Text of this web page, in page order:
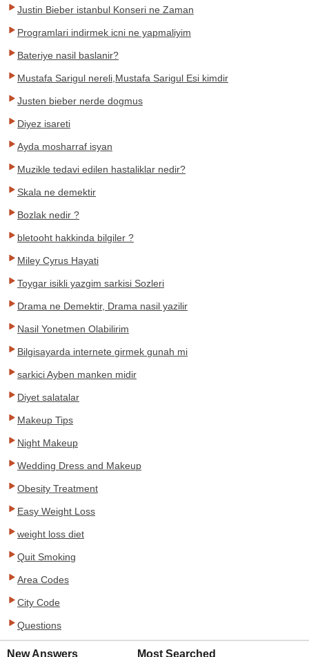
Justin Bieber istanbul Konseri ne Zaman
Programlari indirmek icni ne yapmaliyim
Bateriye nasil baslanir?
Mustafa Sarigul nereli,Mustafa Sarigul Esi kimdir
Justen bieber nerde dogmus
Diyez isareti
Ayda mosharraf isyan
Muzikle tedavi edilen hastaliklar nedir?
Skala ne demektir
Bozlak nedir ?
bletooht hakkinda bilgiler ?
Miley Cyrus Hayati
Toygar isikli yazgim sarkisi Sozleri
Drama ne Demektir, Drama nasil yazilir
Nasil Yonetmen Olabilirim
Bilgisayarda internete girmek gunah mi
sarkici Ayben manken midir
Diyet salatalar
Makeup Tips
Night Makeup
Wedding Dress and Makeup
Obesity Treatment
Easy Weight Loss
weight loss diet
Quit Smoking
Area Codes
City Code
Questions
New Answers Most Searched